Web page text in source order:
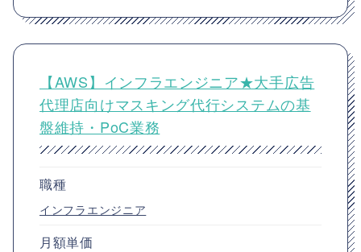
【AWS】インフラエンジニア★大手広告
代理店向けマスキング代行システムの基
盤維持・PoC業務
職種
インフラエンジニア
月額単価